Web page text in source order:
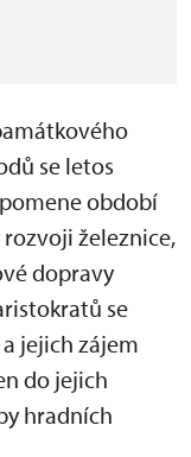
se letos
období
rozvoji železnice,
dopravy
se
jejich zájem
do jejich
hradních